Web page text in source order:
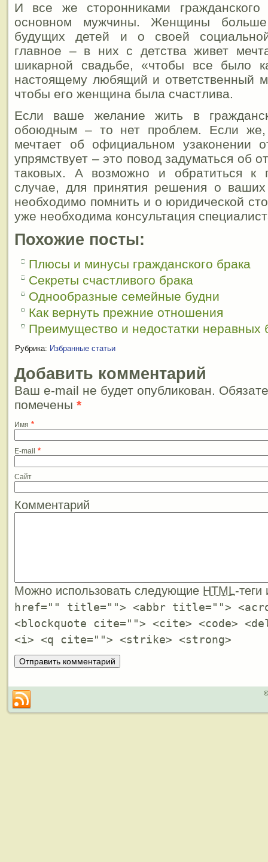
И все же сторонниками
основном мужчины. Женщины
будущих детей и о своей
главное – в них с детства живет
шикарной свадьбе, «чтобы все было
настоящему любящий и ответственный
чтобы его женщина была счастлива.
Если ваше желание жить в
обоюдным – то нет проблем. Если же,
мечтает об официальном узаконении
упрямствует – это повод задуматься об
таковых. А возможно и обратиться к
случае, для принятия решения о
необходимо помнить и о юридической
уже необходима консультация
Похожие посты:
Плюсы и минусы гражданского брака
Секреты счастливого брака
Однообразные семейные будни
Как вернуть прежние отношения
Преимущество и недостатки неравных
Рубрика: Избранные статьи
Добавить комментарий
Ваш e-mail не будет опубликован.
помечены *
Имя *
E-mail *
Сайт
Комментарий
Можно использовать следующие HTML-
href="" title=""> <abbr title="">
<blockquote cite=""> <cite> <code>
<i> <q cite=""> <strike> <strong>